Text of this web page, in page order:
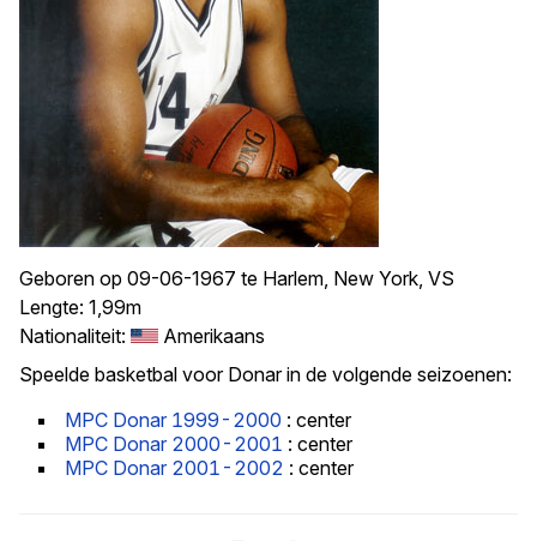
Geboren op 09-06-1967 te Harlem, New York, VS
Lengte: 1,99m
Nationaliteit:
Amerikaans
Speelde basketbal voor Donar in de volgende seizoenen:
MPC Donar 1999-2000 : center
MPC Donar 2000-2001 : center
MPC Donar 2001-2002 : center